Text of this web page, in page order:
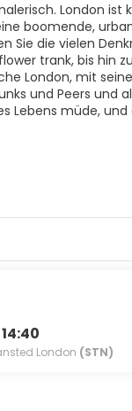
London
boomende,
Sie die vielen
trank, bis
London, mit
und Peers und
Lebens müde,
14:40
London (STN)